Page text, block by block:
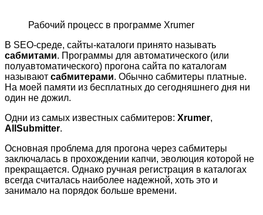
Рабочий процесс в программе Xrumer
В SEO-среде, сайты-каталоги принято называть
сабмитами. Программы для автоматического (или
полуавтоматического) прогона сайта по каталогам
называют сабмитерами. Обычно сабмитеры платные.
На моей памяти из бесплатных до сегодняшнего дня ни
один не дожил.
Одни из самых известных сабмитеров: Xrumer,
AllSubmitter.
Основная проблема для прогона через сабмитеры
заключалась в прохождении капчи, эволюция которой не
прекращается. Однако ручная регистрация в каталогах
всегда считалась наиболее надежной, хоть это и
занимало на порядок больше времени.